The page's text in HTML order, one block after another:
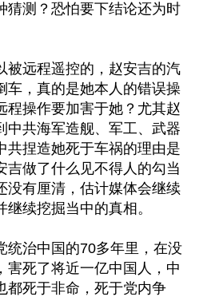
猜测？恐怕要下结论还为时
被远程遥控的，赵安吉的汽
车，真的是她本人的错误操
程操作要加害于她？尤其赵
中共海军造舰、军工、武器
共捏造她死于车祸的理由是
吉做了什么见不得人的勾当
没有厘清，估计媒体会继续
续挖掘当中的真相。
统治中国的70多年里，在没
害死了将近一亿中国人，中
都死于非命，死于党内争